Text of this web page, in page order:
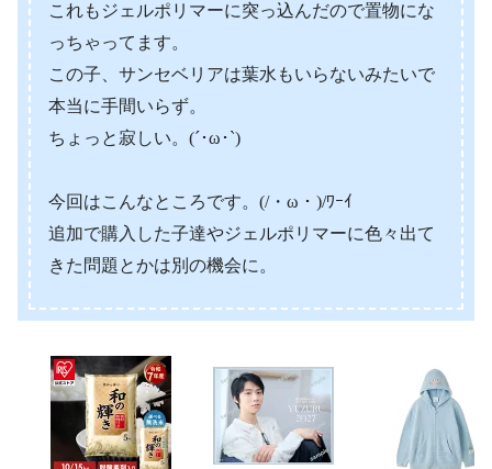
これもジェルポリマーに突っ込んだので置物にな
っちゃってます。
この子、サンセベリアは葉水もいらないみたいで
本当に手間いらず。
ちょっと寂しい。(´･ω･`)
今回はこんなところです。(/・ω・)/ﾜｰｲ
追加で購入した子達やジェルポリマーに色々出て
きた問題とかは別の機会に。